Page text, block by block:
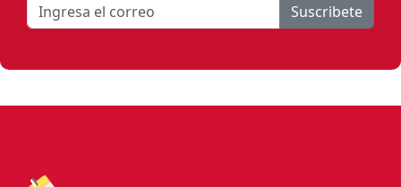
Suscribete